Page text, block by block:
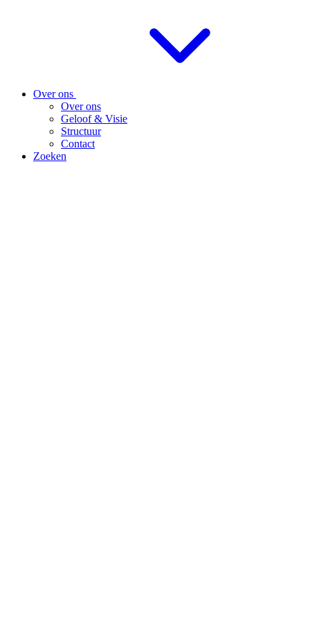
Over ons
Over ons
Geloof & Visie
Structuur
Contact
Zoeken